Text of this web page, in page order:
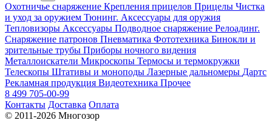
Охотничье снаряжение Крепления прицелов Прицелы Чистка
и уход за оружием Тюнинг. Аксессуары для оружия
Тепловизоры Аксессуары Подводное снаряжение Релоадинг.
Снаряжение патронов Пневматика Фототехника Бинокли и
зрительные трубы Приборы ночного видения
Металлоискатели Микроскопы Термосы и термокружки
Телескопы Штативы и моноподы Лазерные дальномеры Дартс
Рекламная продукция Видеотехника Прочее
8 499 705-00-99
Контакты Доставка Оплата
© 2011-2026 Многозор